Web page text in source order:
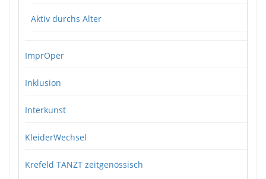
Aktiv durchs Alter
ImprOper
Inklusion
Interkunst
KleiderWechsel
Krefeld TANZT zeitgenössisch